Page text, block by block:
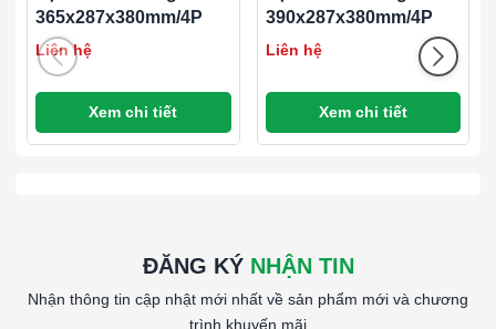
365x287x380mm/4P
Liên hệ
Xem chi tiết
390x287x380mm/4P
Liên hệ
Xem chi tiết
ĐĂNG KÝ NHẬN TIN
Nhận thông tin cập nhật mới nhất về sản phẩm mới và chương
trình khuyến mãi